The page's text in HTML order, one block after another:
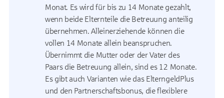
Monat. Es wird für bis zu 14 Monate gezahlt,
wenn beide Elternteile die Betreuung anteilig
übernehmen. Alleinerziehende können die
vollen 14 Monate allein beanspruchen.
Übernimmt die Mutter oder der Vater des
Paars die Betreuung allein, sind es 12 Monate.
Es gibt auch Varianten wie das ElterngeldPlus
und den Partnerschaftsbonus, die flexiblere